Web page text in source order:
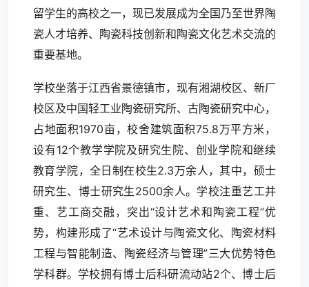
留学生的高校之一，现已发展成为全国乃至世界陶
瓷人才培养、陶瓷科技创新和陶瓷文化艺术交流的
重要基地。
学校坐落于江西省景德镇市，现有湘湖校区、新厂
校区及中国轻工业陶瓷研究所、古陶瓷研究中心，
占地面积1970亩，校舍建筑面积75.8万平方米，
设有12个教学学院及研究生院、创业学院和继续
教育学院，全日制在校生2.3万余人，其中，硕士
研究生、博士研究生2500余人。学校注重艺工并
重、艺工商交融，突出“设计艺术和陶瓷工程”优
势，构建形成了“艺术设计与陶瓷文化、陶瓷材料
工程与智能制造、陶瓷经济与管理”三大优势特色
学科群。学校拥有博士后科研流动站2个、博士后